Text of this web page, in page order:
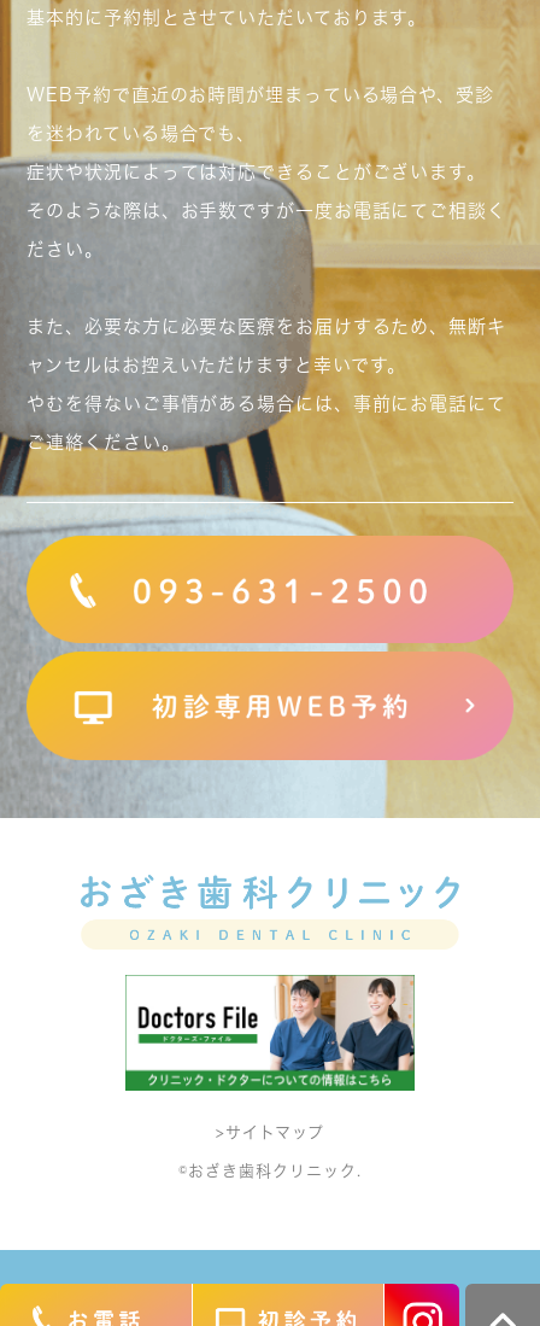
基本的に予約制とさせていただいております。
WEB予約で直近のお時間が埋まっている場合や、受診
を迷われている場合でも、
症状や状況によっては対応できることがございます。
そのような際は、お手数ですが一度お電話にてご相談く
ださい。
また、必要な方に必要な医療をお届けするため、無断キ
ャンセルはお控えいただけますと幸いです。
やむを得ないご事情がある場合には、事前にお電話にて
ご連絡ください。
>サイトマップ
©おざき歯科クリニック.